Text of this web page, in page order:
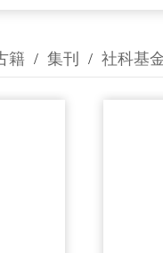
籍 / 集刊 / 社科基